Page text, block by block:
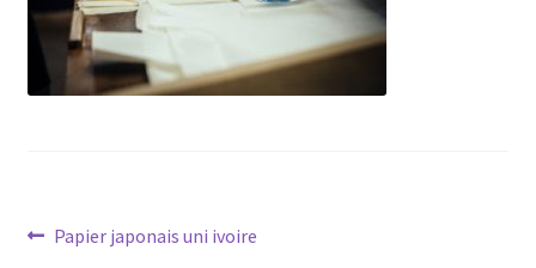
Navigation
Article
Papier japonais uni ivoire